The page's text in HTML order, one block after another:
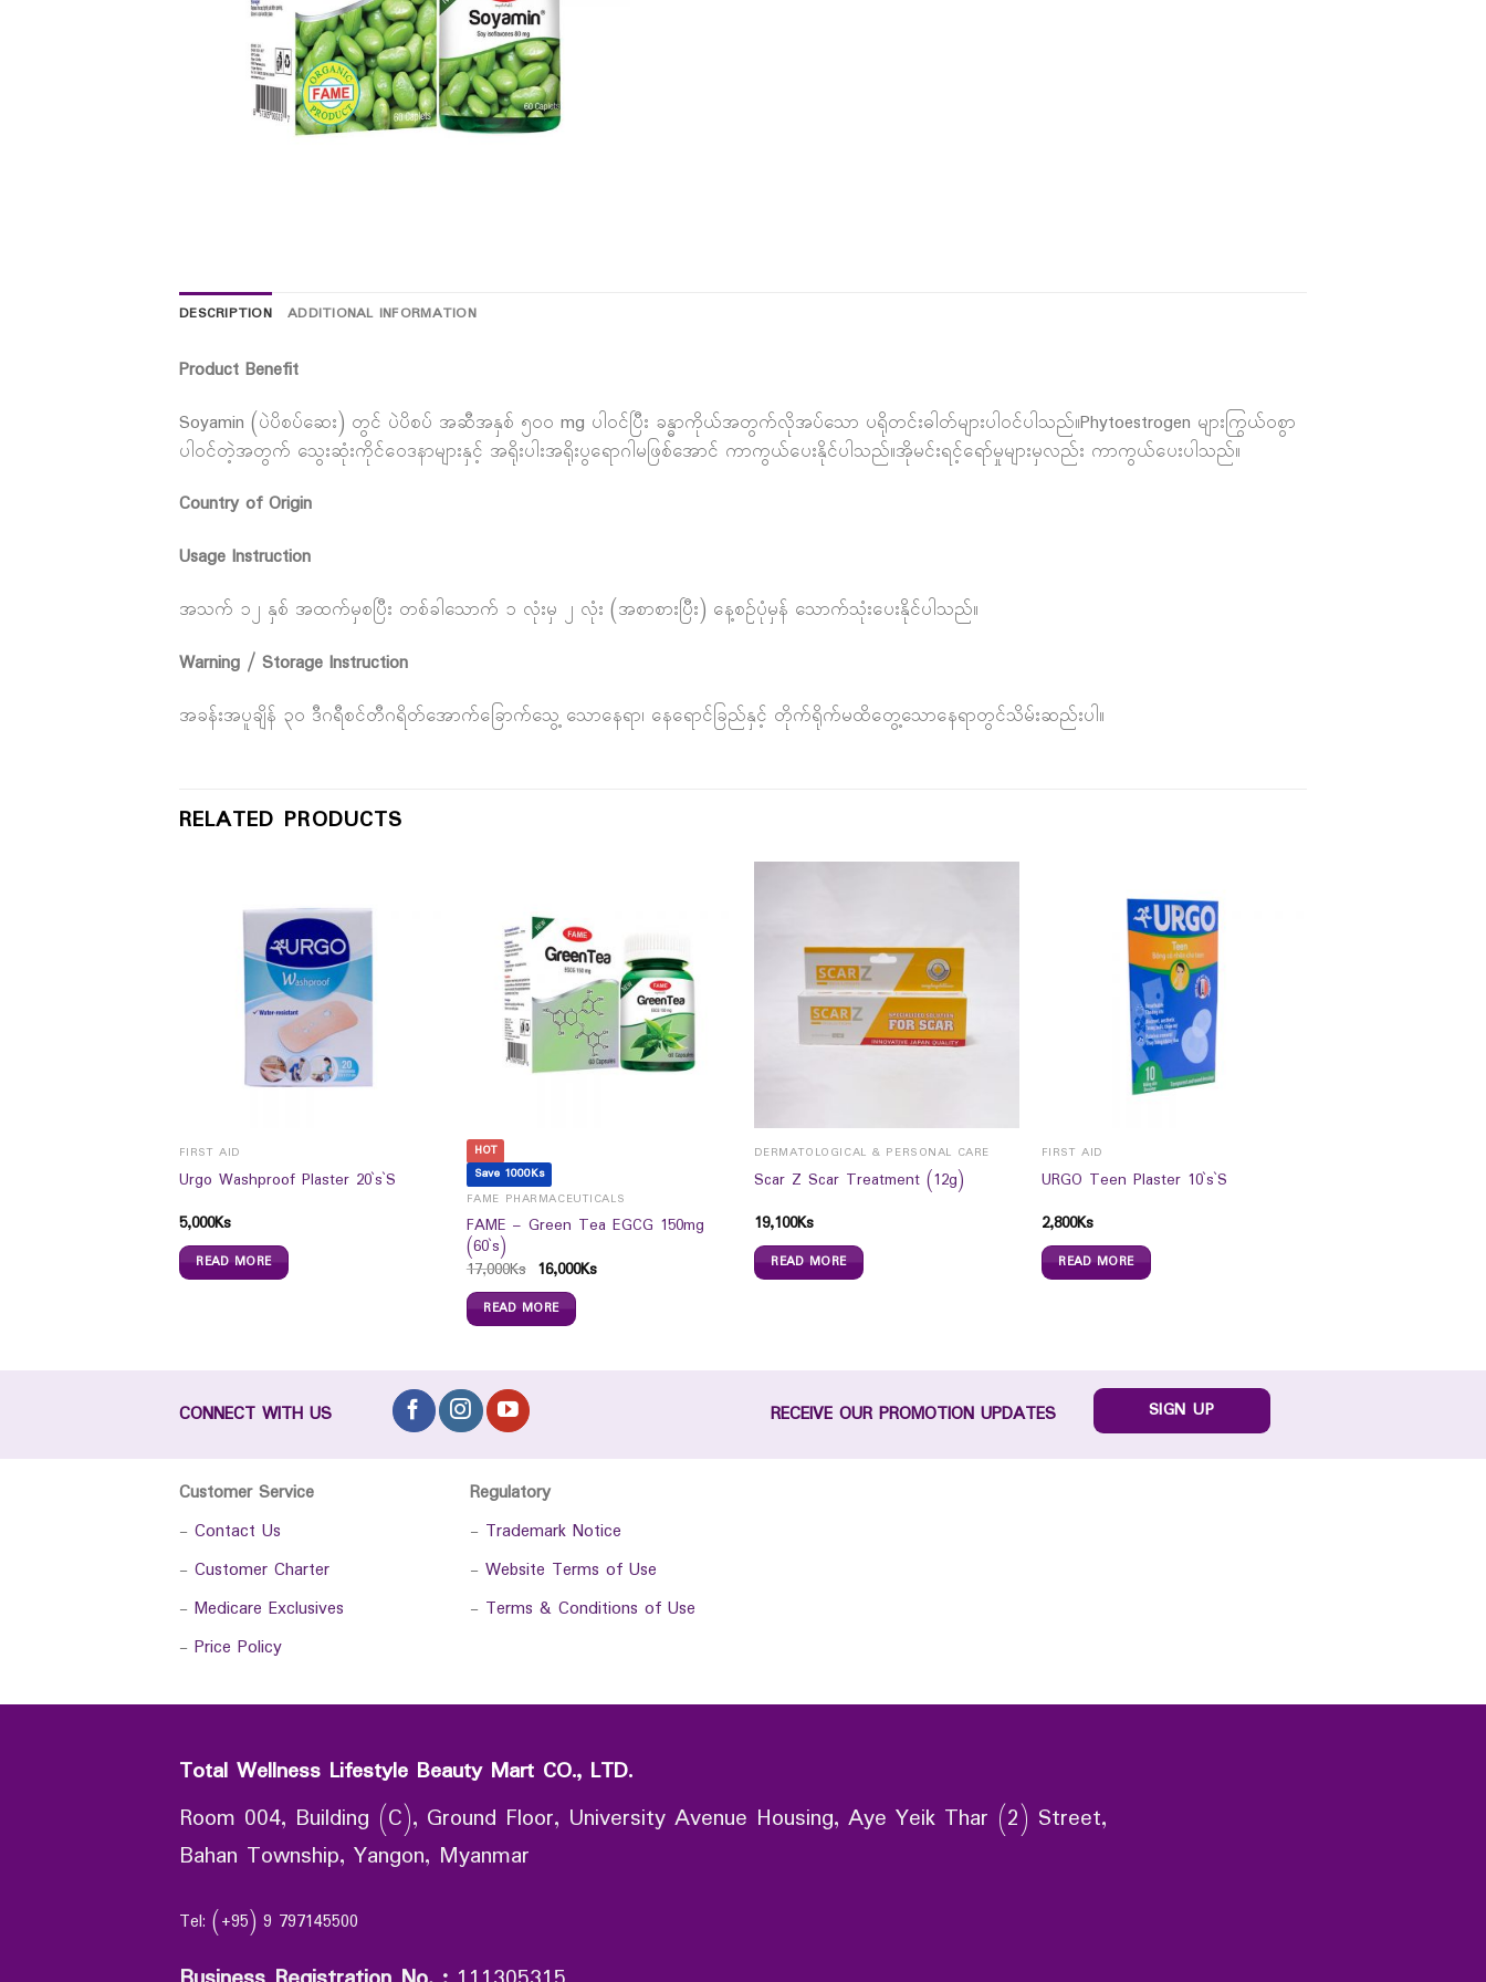
DESCRIPTION ADDITIONAL INFORMATION
Product Benefit
Soyamin (ပဲပိစပ်ဆေး) တွင် ပဲပိစပ် အဆီအနှစ် ၅၀၀ mg ပါဝင်ပြီး ခန္ဓာကိုယ်အတွက်လိုအပ်သော ပရိုတင်းဓါတ်များပါဝင်ပါသည်။Phytoestrogen များကြွယ်ဝစွာ
ပါဝင်တဲ့အတွက် သွေးဆုံးကိုင်ဝေဒနာများနှင့် အရိုးပါးအရိုးပွရောဂါမဖြစ်အောင် ကာကွယ်ပေးနိုင်ပါသည်။အိုမင်းရင့်ရော်မှုများမှလည်း ကာကွယ်ပေးပါသည်။
Country of Origin
Usage Instruction
အသက် ၁၂ နှစ် အထက်မှစပြီး တစ်ခါသောက် ၁ လုံးမှ ၂ လုံး (အစာစားပြီး) နေ့စဉ်ပုံမှန် သောက်သုံးပေးနိုင်ပါသည်။
Warning / Storage Instruction
အခန်းအပူချိန် ၃၀ ဒီဂရီစင်တီဂရိတ်အောက်ခြောက်သွေ့ သောနေရာ၊ နေရောင်ခြည်နှင့် တိုက်ရိုက်မထိတွေ့သောနေရာတွင်သိမ်းဆည်းပါ။
RELATED PRODUCTS
FIRST AID
Urgo Washproof Plaster 20`s`S
5,000Ks
READ MORE
HOT
Save 1000Ks
FAME PHARMACEUTICALS
FAME – Green Tea EGCG 150mg
(60`s)
17,000Ks 16,000Ks
READ MORE
DERMATOLOGICAL & PERSONAL CARE
Scar Z Scar Treatment (12g)
19,100Ks
READ MORE
FIRST AID
URGO Teen Plaster 10`s`S
2,800Ks
READ MORE
CONNECT WITH US RECEIVE OUR PROMOTION UPDATES SIGN UP
Customer Service
- Contact Us
- Customer Charter
- Medicare Exclusives
- Price Policy
Regulatory
- Trademark Notice
- Website Terms of Use
- Terms & Conditions of Use
Total Wellness Lifestyle Beauty Mart CO., LTD.
Room 004, Building (C), Ground Floor, University Avenue Housing, Aye Yeik Thar (2) Street,
Bahan Township, Yangon, Myanmar
Tel: (+95) 9 797145500